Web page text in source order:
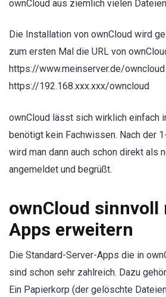
ownCloud aus ziemlich vielen
Die Installation von ownCloud wird
zum ersten Mal die URL von
https://www.meinserver.de/owncloud
https://192.168.xxx.xxx/owncloud
ownCloud lässt sich wirklich einfach
benötigt kein Fachwissen. Nach der
wird man dann auch schon direkt als
angemeldet und begrüßt.
ownCloud sinnvoll
Apps erweitern
Die Standard-Server-Apps die in
sind schon sehr zahlreich. Dazu
Ein Papierkorp (der gelöschte